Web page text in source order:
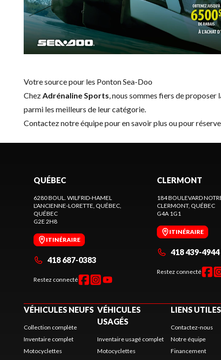
Votre source pour les Ponton Sea-Doo
ChezAdrénaline Sports, nous sommes fiers de
parmi les meilleurs de leur catégorie.
Contactez notre équipepour en savoir plus ou pour
QUÉBEC
6280 BOUL. WILFRID-HAMEL
L'ANCIENNE-LORETTE, QUÉBEC,
QUÉBEC
G2E 2H8
ITINÉRAIRE
418 687-0383
Restez connecté
CLERMONT
184 BOULEVARD
CLERMONT, QUÉBEC
G4A 1G1
ITINÉRAIRE
418 439-4944
Restez connecté
VÉHICULES NEUFS
Collection complète
Inventaire complet
Motocyclettes
VÉHICULES
USAGÉS
Inventaire usagé complet
Motocyclettes
LIENS UTILES
Contactez-nous
Notre équipe
Financement